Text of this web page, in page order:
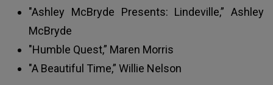
"Ashley McBryde Presents: Lindeville,” Ashley
McBryde
"Humble Quest,” Maren Morris
"A Beautiful Time,” Willie Nelson